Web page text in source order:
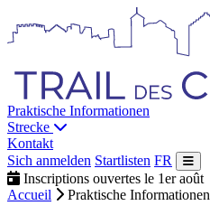
Praktische Informationen
Strecke
Kontakt
Sich anmelden Startlisten FR
Inscriptions ouvertes le 1er août
Accueil
Praktische Informationen